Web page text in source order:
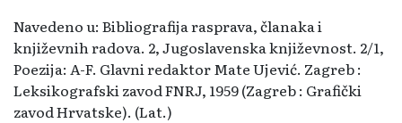
Navedeno u: Bibliografija rasprava, članaka i
književnih radova. 2, Jugoslavenska književnost. 2/1,
Poezija: A-F. Glavni redaktor Mate Ujević. Zagreb :
Leksikografski zavod FNRJ, 1959 (Zagreb : Grafički
zavod Hrvatske). (Lat.)